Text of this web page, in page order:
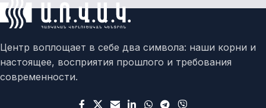
Центр воплощает в себе два символа: наши корни и
настоящее, восприятия прошлого и требования
современности.